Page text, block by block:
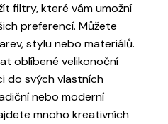
filtry, které vám umožní
preferencí. Můžete
stylu nebo materiálů.
oblíbené velikonoční
do svých vlastních
nebo moderní
mnoho kreativních